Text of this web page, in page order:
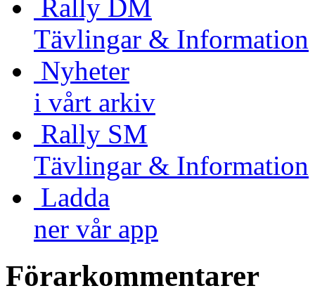
Rally DM
Tävlingar & Information
Nyheter
i vårt arkiv
Rally SM
Tävlingar & Information
Ladda
ner vår app
Förarkommentarer